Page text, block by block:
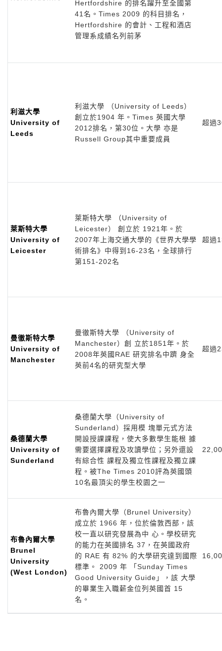
Hertfordshire 的排名躍升至全國第
41名。Times 2009 的科目排名，
Hertfordshire 的會計、工程和酒店
管理系成績名列前茅
利滋大學
University of
Leeds
利滋大學 （University of Leeds）
創立於1904 年。Times 英國大學
2012排名，第30位。大學 亦是
Russell Group其中重要成員
超過
萊斯特大學
University of
Leicester
萊斯特大學 （University of
Leicester） 創立於 1921年。於
2007年上海交通大學的《世界大學學
術排名》中得到16-23名，全球排行
第151-202名
超過
曼徹斯特大學
University of
Manchester
曼徹斯特大學 （University of
Manchester）創 立於1851年。於
2008年英國RAE 研究排名中躋 身全
英前4名的研究型大學
超過
桑德蘭大學
University of
Sunderland
桑德蘭大學（University of
Sunderland）採用模 塊單元式方法
開設授課課程，使大多數學生能根 據
需要選擇課程及攻讀學位；另外還設
有綜合性 課程及獨立性課程及獨立課
程。被The Times 2010評為英國頭
10名最頂尖的學生校園之一
布魯內爾大學
Brunel
University
(West London)
布魯內爾大學（Brunel University）
成立於 1966 年，位於倫敦西部，該
校一直以研究發展為中 心。學校研究
的能力在英國排名 37，在英國政府
的 RAE 有 82% 的大學研究達到國際
標準。 2009 年 「Sunday Times
Good University Guide」，該 大學
的畢業生入職薪金位列英國首 15
名。